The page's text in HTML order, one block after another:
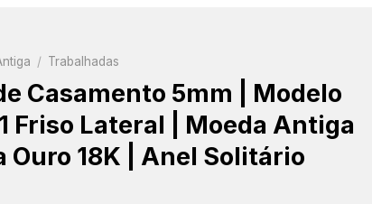
/ Trabalhadas
Casamento 5mm | Modelo
Friso Lateral | Moeda Antiga
Ouro 18K | Anel Solitário